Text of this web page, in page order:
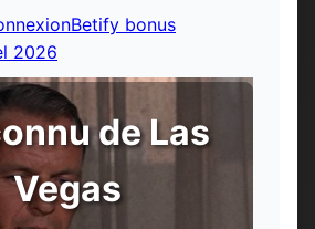
Betify bonus
2026
de Las
Vegas